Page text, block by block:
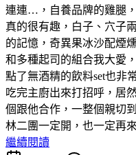
連連…，自養品牌的雞腿
真的很有趣，白子、穴子
的記憶，奇異果冰沙配煙
和多種起司的組合我大愛
點了無酒精的飲料set也非
吃完主廚出來打招呼，居
個跟他合作，一整個親切
林二團一定開，也一定再
繼續閱讀